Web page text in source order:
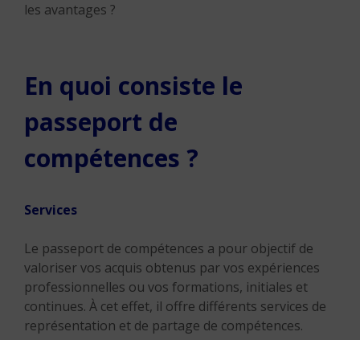
les avantages ?
En quoi consiste le
passeport de
compétences ?
Services
Le passeport de compétences a pour objectif de
valoriser vos acquis obtenus par vos expériences
professionnelles ou vos formations, initiales et
continues. À cet effet, il offre différents services de
représentation et de partage de compétences.